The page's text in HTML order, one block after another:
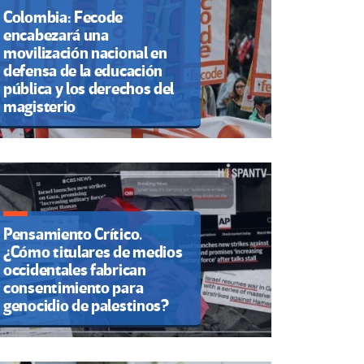
Colombia: Fecode
encabezará una
movilización nacional en
defensa de la educación
pública y los derechos del
magisterio
Pensamiento Crítico.
¿Cómo titulares de medios
occidentales fabrican
consentimiento para
genocidio de palestinos?